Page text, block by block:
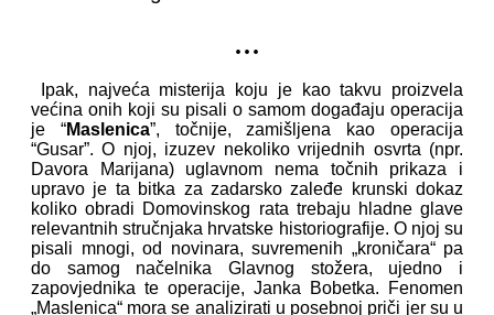
...
Ipak, najveća misterija koju je kao takvu proizvela
većina onih koji su pisali o samom događaju operacija
je “Maslenica”, točnije, zamišljena kao operacija
“Gusar”. O njoj, izuzev nekoliko vrijednih osvrta (npr.
Davora Marijana) uglavnom nema točnih prikaza i
upravo je ta bitka za zadarsko zaleđe krunski dokaz
koliko obradi Domovinskog rata trebaju hladne glave
relevantnih stručnjaka hrvatske historiografije. O njoj su
pisali mnogi, od novinara, suvremenih „kroničara“ pa
do samog načelnika Glavnog stožera, ujedno i
zapovjednika te operacije, Janka Bobetka. Fenomen
„Maslenica“ mora se analizirati u posebnoj priči jer su u